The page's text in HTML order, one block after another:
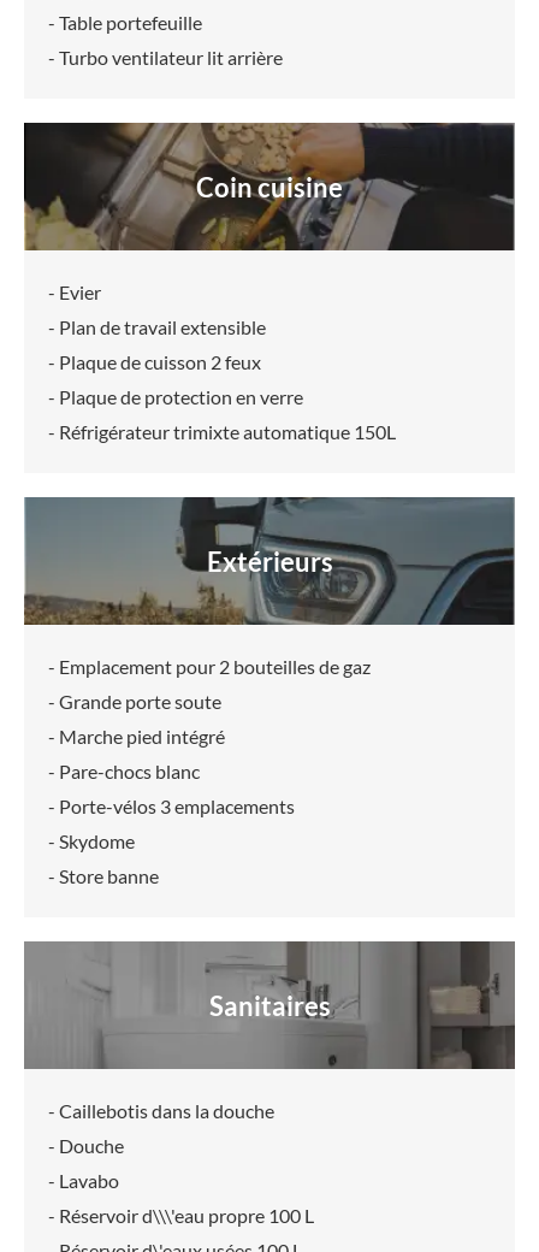
- Table portefeuille
- Turbo ventilateur lit arrière
Coin cuisine
- Evier
- Plan de travail extensible
- Plaque de cuisson 2 feux
- Plaque de protection en verre
- Réfrigérateur trimixte automatique 150L
Extérieurs
- Emplacement pour 2 bouteilles de gaz
- Grande porte soute
- Marche pied intégré
- Pare-chocs blanc
- Porte-vélos 3 emplacements
- Skydome
- Store banne
Sanitaires
- Caillebotis dans la douche
- Douche
- Lavabo
- Réservoir d\\\'eau propre 100 L